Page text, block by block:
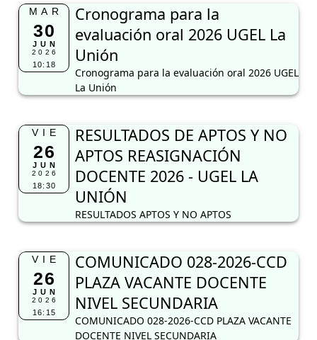
MAR
30
JUN
2026
10:18
Cronograma para la
evaluación oral 2026 UGEL La
Unión
Cronograma para la evaluación oral 2026 UGEL
La Unión
VIE
26
JUN
2026
18:30
RESULTADOS DE APTOS Y NO
APTOS REASIGNACIÓN
DOCENTE 2026 - UGEL LA
UNIÓN
RESULTADOS APTOS Y NO APTOS
VIE
26
JUN
2026
16:15
COMUNICADO 028-2026-CCD
PLAZA VACANTE DOCENTE
NIVEL SECUNDARIA
COMUNICADO 028-2026-CCD PLAZA VACANTE
DOCENTE NIVEL SECUNDARIA